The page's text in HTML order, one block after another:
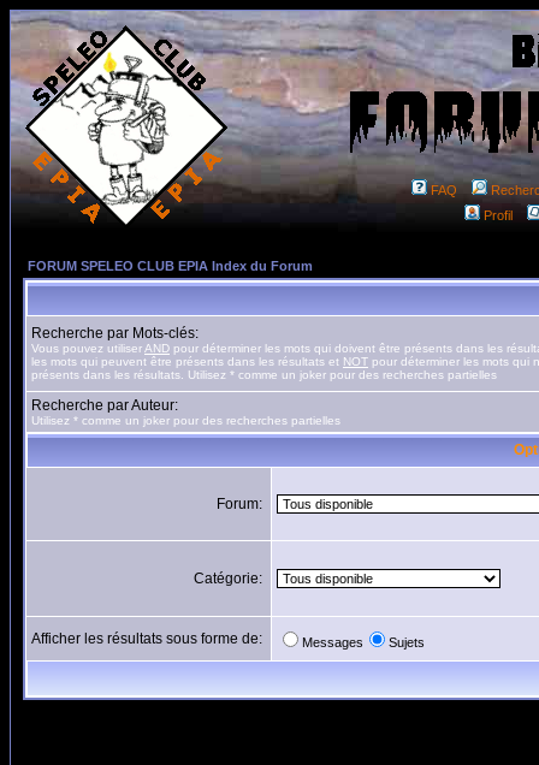
FAQ
Profil
FORUM SPELEO CLUB EPIA Index du Forum
Recherche par Mots-clés:
Vous pouvez utiliserAND pour déterminer les mots qui doivent être présents dans les
les mots qui peuvent être présents dans les résultats et NOT pour déterminer les mots qui
présents dans les résultats. Utilisez * comme un joker pour des recherches partielles
Recherche par Auteur:
Utilisez * comme un joker pour des recherches partielles
Forum:
Catégorie:
Afficher les résultats sous forme de: Messages Sujets